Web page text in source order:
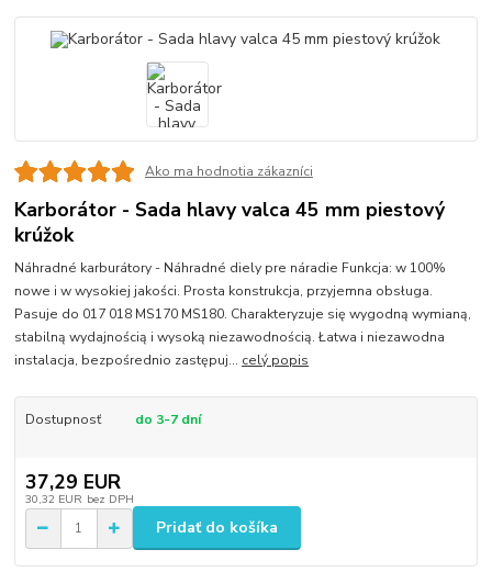
Ako ma hodnotia zákazníci
Karborátor - Sada hlavy valca 45 mm piestový
krúžok
Náhradné karburátory - Náhradné diely pre náradie Funkcja: w 100%
nowe i w wysokiej jakości. Prosta konstrukcja, przyjemna obsługa.
Pasuje do 017 018 MS170 MS180. Charakteryzuje się wygodną wymianą,
stabilną wydajnością i wysoką niezawodnością. Łatwa i niezawodna
instalacja, bezpośrednio zastępuj... celý popis
Dostupnosť do 3-7 dní
37,29 EUR
30,32 EUR bez DPH
Pridať do košíka